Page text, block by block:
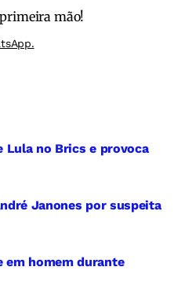
mão!
Lula no Brics e provoca
Janones por suspeita
em homem durante